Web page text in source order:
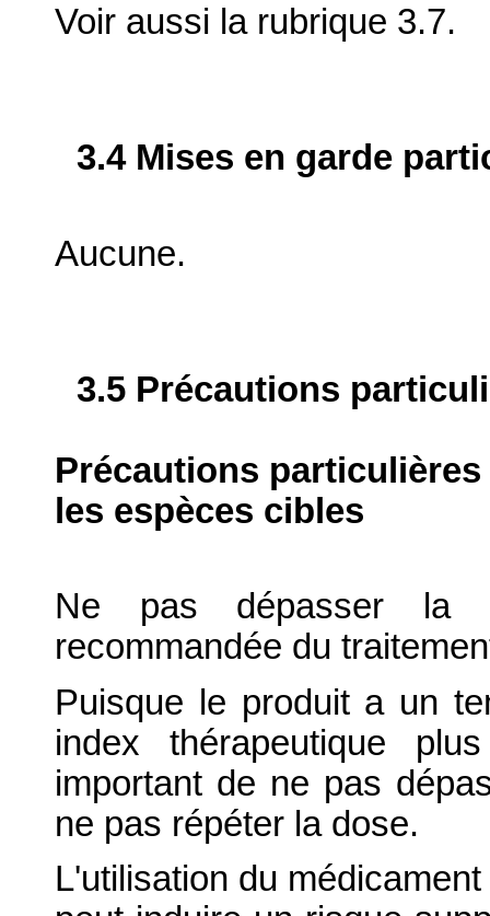
Voir aussi la rubrique 3.7.
3.4 Mises en garde
Aucune.
3.5 Précautions
Précautions
les espèces cibles
Ne pas dépasser la
recommandée du
Puisque le produit a un
index thérapeutique
important de ne pas
ne pas répéter la dose.
L'utilisation du